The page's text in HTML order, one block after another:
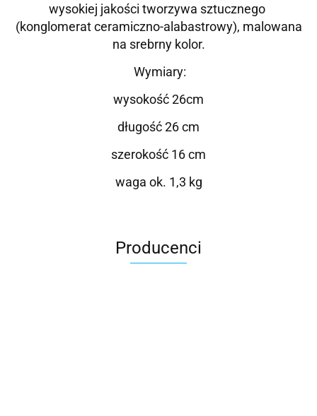
wysokiej jakości tworzywa sztucznego
(konglomerat ceramiczno-alabastrowy), malowana
na srebrny kolor.
Wymiary:
wysokość 26cm
długość 26 cm
szerokość 16 cm
waga ok. 1,3 kg
Producenci